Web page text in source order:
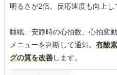
明るさが2倍。反応速度も向上し
睡眠、安静時の心拍数、心拍変
メニューを判断して通知。 有酸
グの質を改善します。